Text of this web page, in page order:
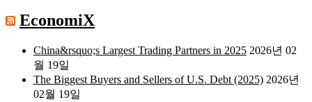
EconomiX
China&rsquo;s Largest Trading Partners in 2025 2026년 02
월 19일
The Biggest Buyers and Sellers of U.S. Debt (2025) 2026년
02월 19일